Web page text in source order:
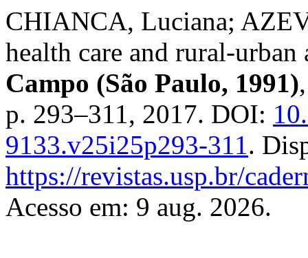
CHIANCA, Luciana;
health care and rural-
Campo (São Paulo, 1991)
p. 293–311, 2017. DOI:
9133.v25i25p293-311.
https://revistas.usp.br/
Acesso em: 9 aug. 2026.